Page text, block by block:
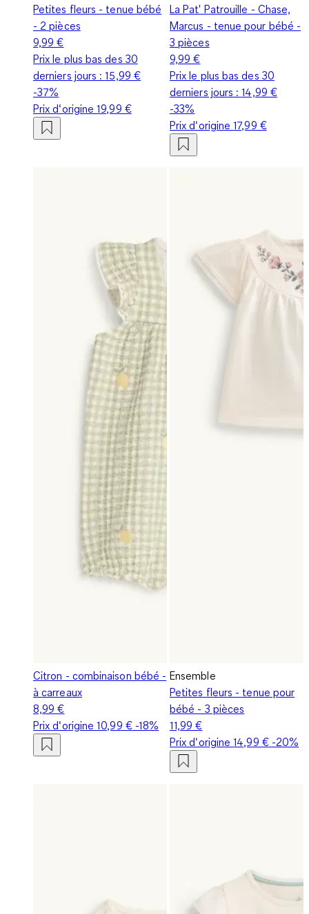
Petites fleurs - tenue bébé
- 2 pièces
9,99 €
Prix le plus bas des 30
derniers jours :15,99 €
-37%
Prix d‘origine19,99 €
La Pat' Patrouille - Chase,
Marcus - tenue pour bébé -
3 pièces
9,99 €
Prix le plus bas des 30
derniers jours :14,99 €
-33%
Prix d‘origine17,99 €
Citron - combinaison bébé -
à carreaux
8,99 €
Prix d‘origine10,99 €-18%
Ensemble
Petites fleurs - tenue pour
bébé - 3 pièces
11,99 €
Prix d‘origine14,99 €-20%